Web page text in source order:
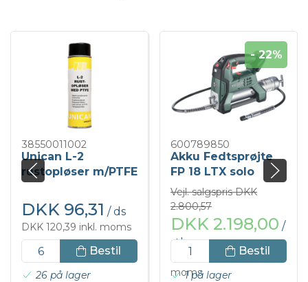
38550011002
Unican L-2
rustopløser m/PTFE
500ml.
DKK 96,31 / ds
DKK 120,39 inkl. moms
Bestil
26 på lager
- 22%
600789850
Akku Fedtsprøjte
FP 18 LTX solo
Metabo
Vejl. salgspris DKK
2.800,57
DKK 2.198,00 /
stk
DKK 2.747,50 inkl.
moms
Bestil
1 på lager